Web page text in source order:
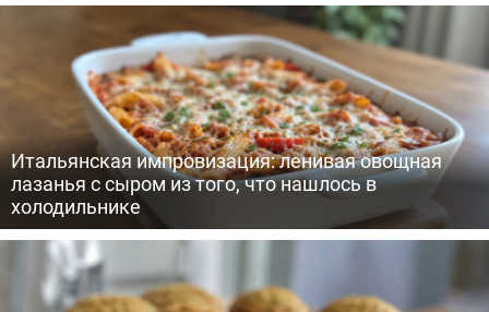
Итальянская импровизация: ленивая овощная
лазанья с сыром из того, что нашлось в
холодильнике